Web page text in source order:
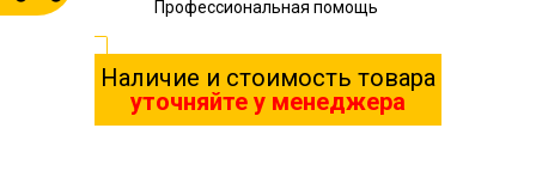
Профессиональная помощь
Наличие и стоимость товара
уточняйте у менеджера